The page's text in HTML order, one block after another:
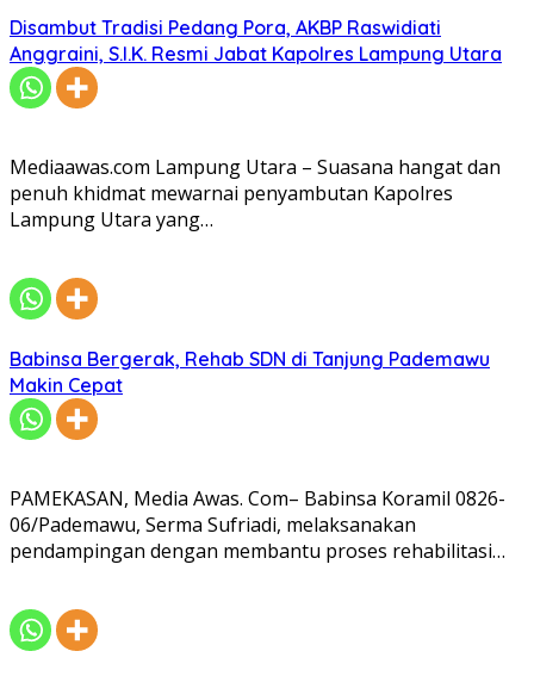
Disambut Tradisi Pedang Pora, AKBP Raswidiati
Anggraini, S.I.K. Resmi Jabat Kapolres Lampung Utara
Mediaawas.com Lampung Utara – Suasana hangat dan
penuh khidmat mewarnai penyambutan Kapolres
Lampung Utara yang…
Babinsa Bergerak, Rehab SDN di Tanjung Pademawu
Makin Cepat
PAMEKASAN, Media Awas. Com– Babinsa Koramil 0826-
06/Pademawu, Serma Sufriadi, melaksanakan
pendampingan dengan membantu proses rehabilitasi…